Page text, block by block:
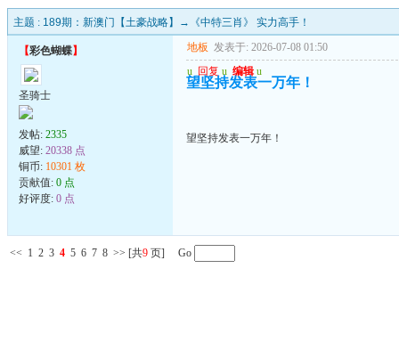
主题 : 189期：新澳门【土豪战略】→《中特三肖》 实力高手！
【彩色蝴蝶】
圣骑士
发帖: 2335
威望: 20338 点
铜币: 10301 枚
贡献值: 0 点
好评度: 0 点
地板 发表于: 2026-07-08 01:50
u 回复 u 编辑 u
望坚持发表一万年！
望坚持发表一万年！
<< 1 2 3 4 5 6 7 8 >> [共9 页] Go